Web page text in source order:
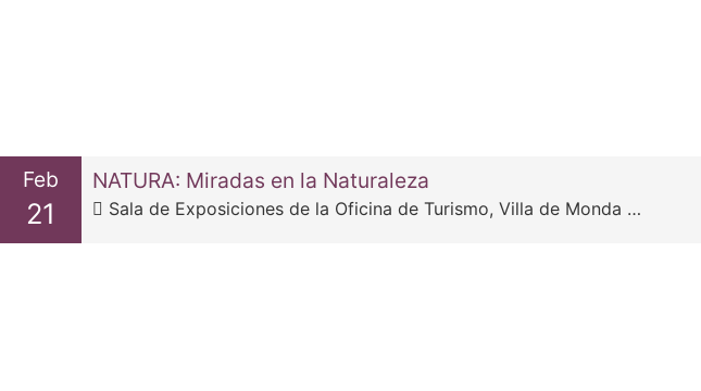
Feb
21
NATURA: Miradas en la Naturaleza
Sala de Exposiciones de la Oficina de Turismo, Villa de Monda – Av. de Guaro